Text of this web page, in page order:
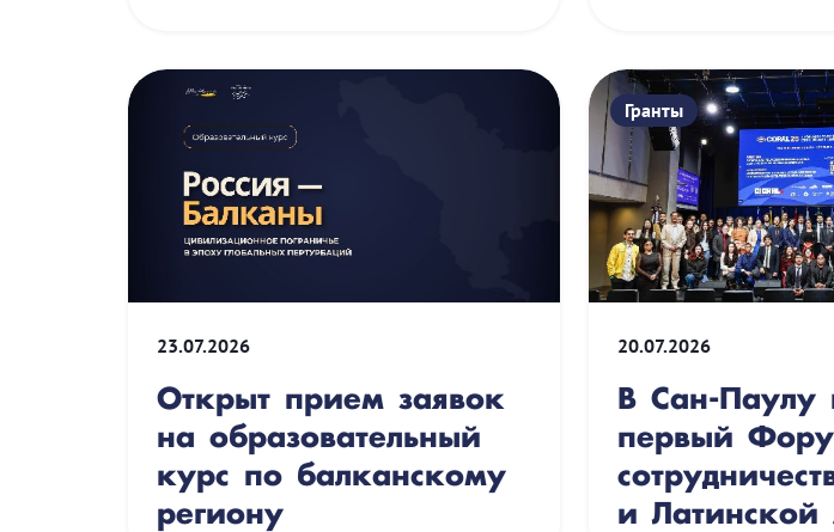
23.07.2026
Открыт прием заявок
на образовательный
курс по балканскому
региону
Гранты
20.07.2026
В Сан-Паулу
первый
и